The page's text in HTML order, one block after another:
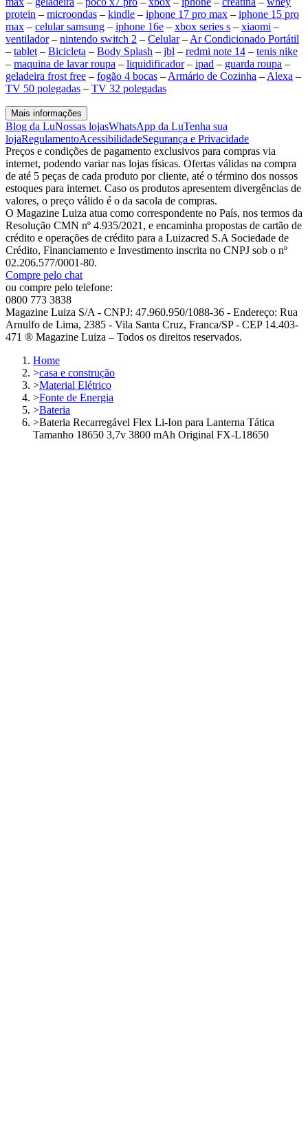
protein – microondas – kindle – iphone 17 pro max – iphone 15 pro
max – celular samsung – iphone 16e – xbox series s – xiaomi –
ventilador– nintendo switch 2 – Celular–Ar Condicionado Portátil
– tablet– Bicicleta – Body Splash – jbl – redmi note 14 – tenis nike
– maquina de lavar roupa – liquidificador– ipad – guarda roupa –
geladeira frost free – fogão 4 bocas –Armário de Cozinha –Alexa –
TV 50 polegadas – TV 32 polegadas
Mais informações
Blog da LuNossas lojasWhatsApp da LuTenha sua
lojaRegulamentoAcessibilidadeSegurança e Privacidade
Preços e condições de pagamento exclusivos para compras via
internet, podendo variar nas lojas físicas. Ofertas válidas na compra
de até 5 peças de cada produto por cliente, até o término dos nossos
estoques para internet. Caso os produtos apresentem divergências de
valores, o preço válido é o da sacola de compras.
O Magazine Luiza atua como correspondente no País, nos termos da
Resolução CMN nº 4.935/2021, e encaminha propostas de cartão de
crédito e operações de crédito para a Luizacred S.A Sociedade de
Crédito, Financiamento e Investimento inscrita no CNPJ sob o nº
02.206.577/0001-80.
Compre pelo chat
ou compre pelo telefone:
0800 773 3838
Magazine Luiza S/A - CNPJ: 47.960.950/1088-36 - Endereço: Rua
Arnulfo de Lima, 2385 - Vila Santa Cruz, Franca/SP - CEP 14.403-
471 ® Magazine Luiza – Todos os direitos reservados.
Home
>casa e construção
>Material Elétrico
>Fonte de Energia
>Bateria
>Bateria Recarregável Flex Li-Ion para Lanterna Tática
Tamanho 18650 3,7v 3800 mAh Original FX-L18650